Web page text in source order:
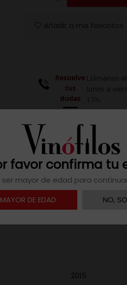
favor confirma tu
ser mayor de edad para
DE EDAD
NO,
Resuelve
tus
dudas

Franc del viñedo Les
2015